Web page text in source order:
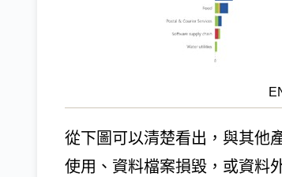
從下圖可以清楚看出，與其他
使用、資料檔案損毀，或資料